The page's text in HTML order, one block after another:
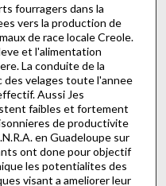
fourragers dans la
vers la production de
de race locale Creole.
et l'alimentation
La conduite de la
des velages toute l'annee
Aussi Jes
faibles et fortement
de productivite
en Guadeloupe sur
ont done pour objectif
les potentialites des
visant a ameliorer leur